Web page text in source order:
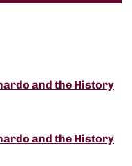
and the History
and the History